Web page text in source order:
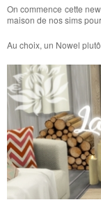
On commence cette
maison de nos sims
Au choix, un Nowel